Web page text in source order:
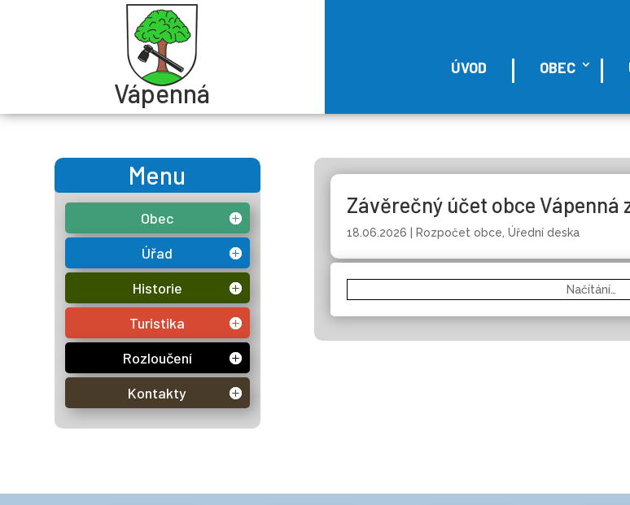
Vápenná
ÚVOD OBEC
Menu
Obec
Úřad
Historie
Turistika
Rozloučení
Kontakty
Závěrečný účet obce Vápenná
18.06.2026 Rozpočet obce ,Úřední deska
Načítání…